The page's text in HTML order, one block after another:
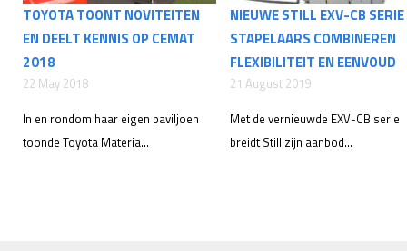
TOYOTA TOONT NOVITEITEN
EN DEELT KENNIS OP CEMAT
2018
22 May 2018
In en rondom haar eigen paviljoen
toonde Toyota Materia...
NIEUWE STILL EXV-CB SERIE
STAPELAARS COMBINEREN
FLEXIBILITEIT EN EENVOUD
21 August 2019
Met de vernieuwde EXV-CB serie
breidt Still zijn aanbod...